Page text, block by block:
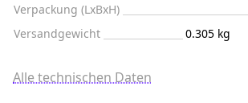
Verpackung (LxBxH)
Versandgewicht 0.305 kg
Alle technischen Daten